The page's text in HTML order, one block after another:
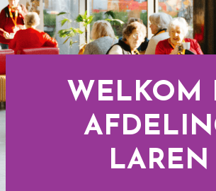
WELKOM
LAREN